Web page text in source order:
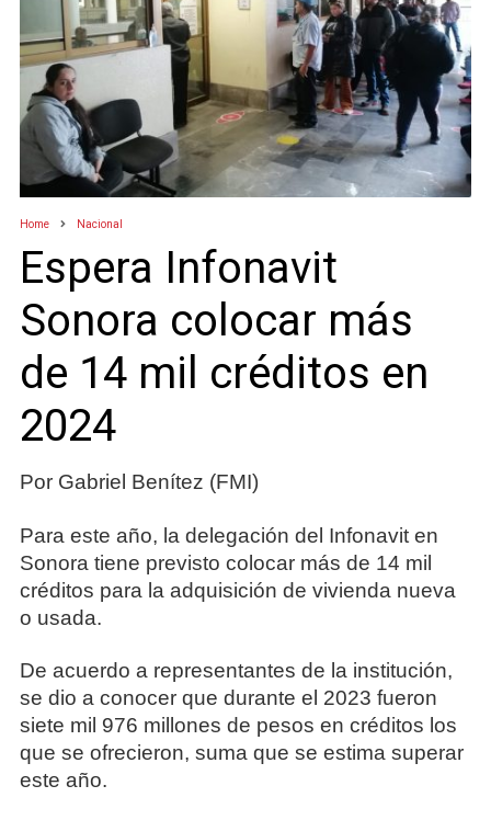
Home Nacional
Espera Infonavit
Sonora colocar más
de 14 mil créditos en
2024
Por Gabriel Benítez (FMI)
Para este año, la delegación del Infonavit en
Sonora tiene previsto colocar más de 14 mil
créditos para la adquisición de vivienda nueva
o usada.
De acuerdo a representantes de la institución,
se dio a conocer que durante el 2023 fueron
siete mil 976 millones de pesos en créditos los
que se ofrecieron, suma que se estima superar
este año.